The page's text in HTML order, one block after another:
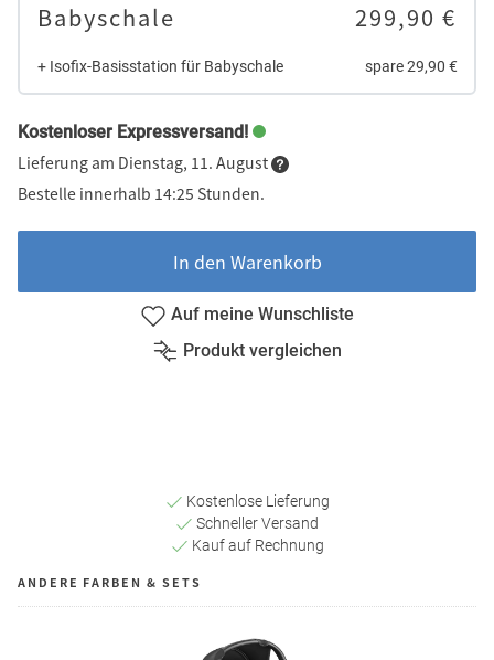
Babyschale
+ Isofix-Basisstation für Babyschale
299,90 €
spare 29,90 €
Kostenloser Expressversand!
Lieferung am Dienstag, 11. August
Bestelle innerhalb 14:25 Stunden.
In den Warenkorb
Auf meine Wunschliste
Produkt vergleichen
Kostenlose Lieferung
Schneller Versand
Kauf auf Rechnung
ANDERE FARBEN & SETS